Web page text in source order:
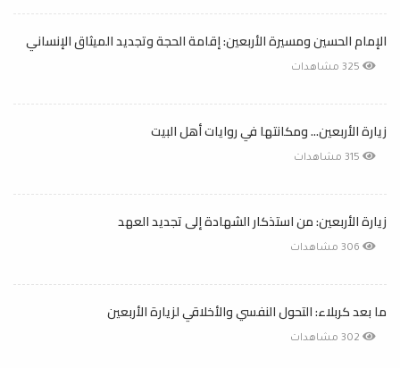
الإمام الحسين ومسيرة الأربعين: إقامة الحجة وتجديد الميثاق الإنساني
زيارة الأربعين... ومكانتها في روايات أهل البيت
زيارة الأربعين: من استذكار الشهادة إلى تجديد العهد
ما بعد كربلاء: التحول النفسي والأخلاقي لزيارة الأربعين